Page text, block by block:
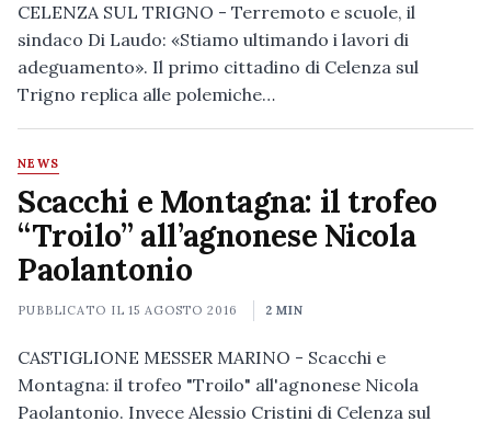
CELENZA SUL TRIGNO - Terremoto e scuole, il
sindaco Di Laudo: «Stiamo ultimando i lavori di
adeguamento». Il primo cittadino di Celenza sul
Trigno replica alle polemiche…
NEWS
Scacchi e Montagna: il trofeo
“Troilo” all’agnonese Nicola
Paolantonio
PUBBLICATO IL15 AGOSTO 2016 2 MIN
CASTIGLIONE MESSER MARINO - Scacchi e
Montagna: il trofeo "Troilo" all'agnonese Nicola
Paolantonio. Invece Alessio Cristini di Celenza sul